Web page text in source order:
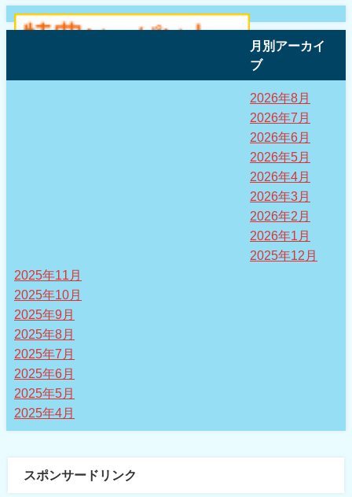
月別アーカイ
ブ
2026年8月
2026年7月
2026年6月
2026年5月
2026年4月
2026年3月
2026年2月
2026年1月
2025年12月
2025年11月
2025年10月
2025年9月
2025年8月
2025年7月
2025年6月
2025年5月
2025年4月
スポンサードリンク